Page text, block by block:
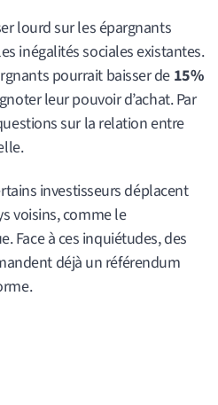
lourd sur les épargnants
inégalités sociales existantes.
pourrait baisser de15%
leur pouvoir d’achat. Par
sur la relation entre
investisseurs déplacent
voisins, comme le
Face à ces inquiétudes, des
déjà un référendum